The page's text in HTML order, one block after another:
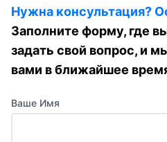
Нужна консультация?
Заполните форму, где
задать свой вопрос, и
вами в ближайшее
Ваше Имя